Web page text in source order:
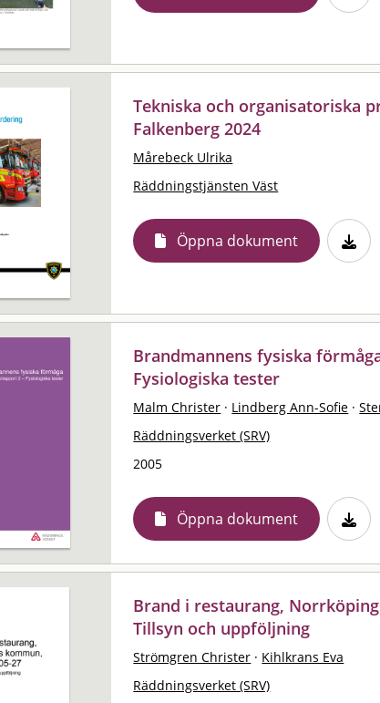
Tekniska och organisatoriska
Falkenberg 2024
Mårebeck Ulrika
Räddningstjänsten Väst
Öppna dokument
Brandmannens fysiska
Fysiologiska tester
Malm Christer · Lindberg Ann-Sofie ·
Räddningsverket (SRV)
2005
Öppna dokument
Brand i restaurang,
Tillsyn och uppföljning
Strömgren Christer · Kihlkrans Eva
Räddningsverket (SRV)